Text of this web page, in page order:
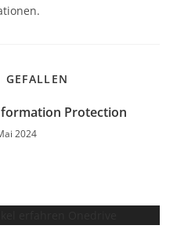
Protection
2024